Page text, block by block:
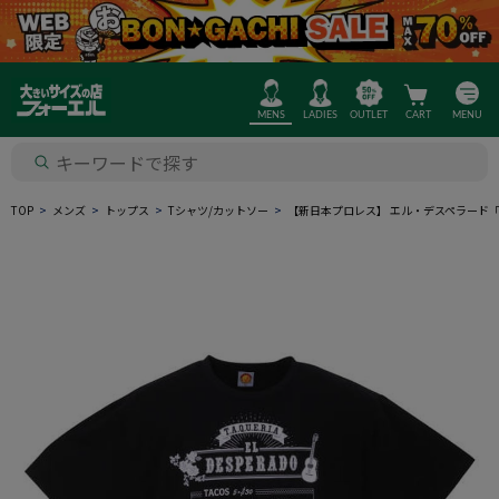
MENS LADIES OUTLET CART MENU
TOP メンズ トップス Tシャツ/カットソー 【新日本プロレス】 エル・デスペラー